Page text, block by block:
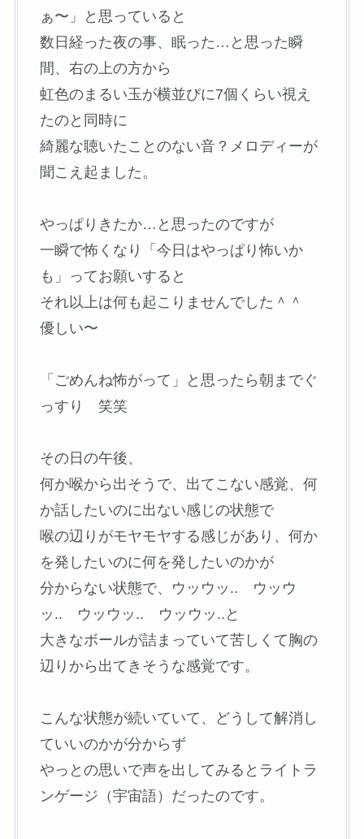
ぁ〜」と思っていると
数日経った夜の事、眠った…と思った瞬
間、右の上の方から
虹色のまるい玉が横並びに7個くらい視え
たのと同時に
綺麗な聴いたことのない音？メロディーが
聞こえ起ました。
やっぱりきたか…と思ったのですが
一瞬で怖くなり「今日はやっぱり怖いか
も」ってお願いすると
それ以上は何も起こりませんでした＾＾
優しい〜
「ごめんね怖がって」と思ったら朝までぐ
っすり 笑笑
その日の午後、
何か喉から出そうで、出てこない感覚、何
か話したいのに出ない感じの状態で
喉の辺りがモヤモヤする感じがあり、何か
を発したいのに何を発したいのかが
分からない状態で、ウッウッ.. ウッウ
ッ.. ウッウッ.. ウッウッ..と
大きなボールが詰まっていて苦しくて胸の
辺りから出てきそうな感覚です。
こんな状態が続いていて、どうして解消し
ていいのかが分からず
やっとの思いで声を出してみるとライトラ
ンゲージ（宇宙語）だったのです。